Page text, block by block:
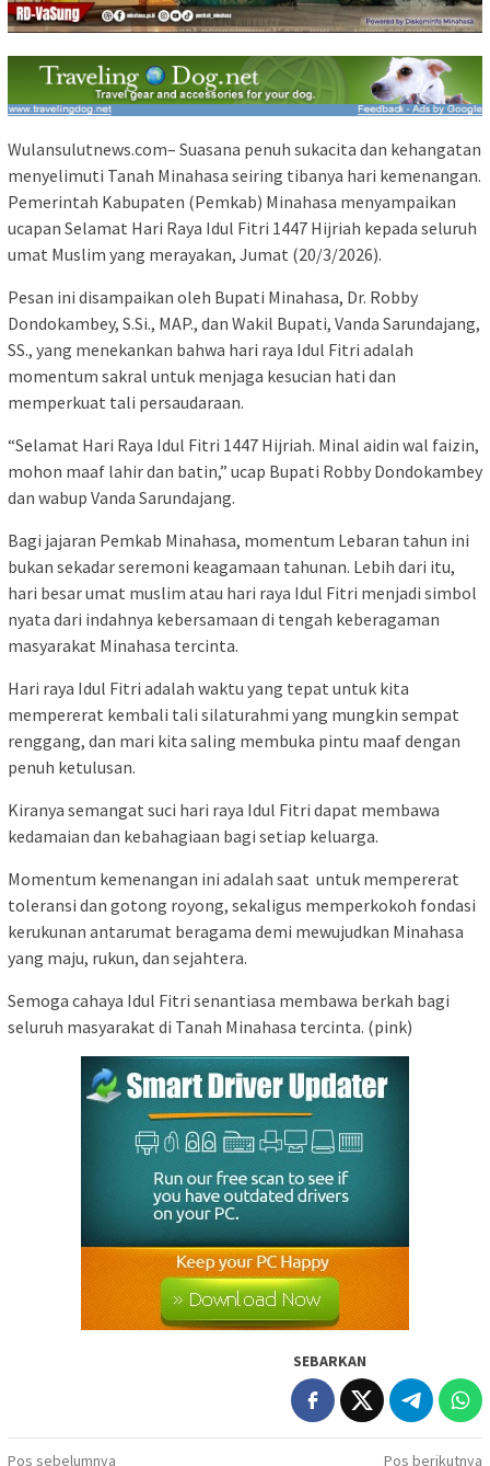
Wulansulutnews.com– Suasana penuh sukacita dan kehangatan
menyelimuti Tanah Minahasa seiring tibanya hari kemenangan.
Pemerintah Kabupaten (Pemkab) Minahasa menyampaikan
ucapan Selamat Hari Raya Idul Fitri 1447 Hijriah kepada seluruh
umat Muslim yang merayakan, Jumat (20/3/2026).
Pesan ini disampaikan oleh Bupati Minahasa, Dr. Robby
Dondokambey, S.Si., MAP., dan Wakil Bupati, Vanda Sarundajang,
SS., yang menekankan bahwa hari raya Idul Fitri adalah
momentum sakral untuk menjaga kesucian hati dan
memperkuat tali persaudaraan.
“Selamat Hari Raya Idul Fitri 1447 Hijriah. Minal aidin wal faizin,
mohon maaf lahir dan batin,” ucap Bupati Robby Dondokambey
dan wabup Vanda Sarundajang.
Bagi jajaran Pemkab Minahasa, momentum Lebaran tahun ini
bukan sekadar seremoni keagamaan tahunan. Lebih dari itu,
hari besar umat muslim atau hari raya Idul Fitri menjadi simbol
nyata dari indahnya kebersamaan di tengah keberagaman
masyarakat Minahasa tercinta.
Hari raya Idul Fitri adalah waktu yang tepat untuk kita
mempererat kembali tali silaturahmi yang mungkin sempat
renggang, dan mari kita saling membuka pintu maaf dengan
penuh ketulusan.
Kiranya semangat suci hari raya Idul Fitri dapat membawa
kedamaian dan kebahagiaan bagi setiap keluarga.
Momentum kemenangan ini adalah saat untuk mempererat
toleransi dan gotong royong, sekaligus memperkokoh fondasi
kerukunan antarumat beragama demi mewujudkan Minahasa
yang maju, rukun, dan sejahtera.
Semoga cahaya Idul Fitri senantiasa membawa berkah bagi
seluruh masyarakat di Tanah Minahasa tercinta. (pink)
SEBARKAN
Pos sebelumnya Pos berikutnya